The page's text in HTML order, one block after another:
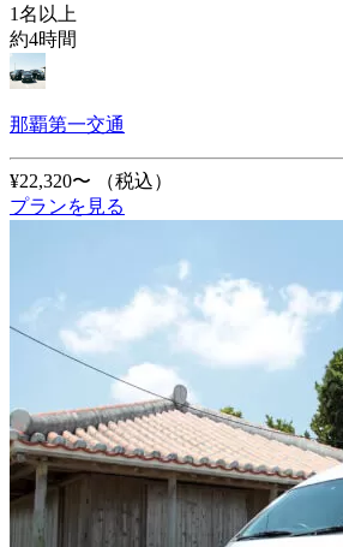
1名以上
約4時間
那覇第一交通
¥22,320〜
（税込）
プランを見る